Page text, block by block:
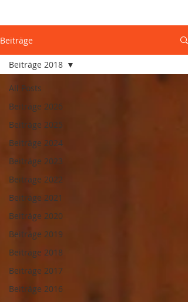
Beiträge
All Posts
Beiträge 2026
Beiträge 2025
Beiträge 2024
Beiträge 2023
Beiträge 2022
Beiträge 2021
Beiträge 2020
Beiträge 2019
Beiträge 2018
Beiträge 2017
Beiträge 2016
Beiträge 2018